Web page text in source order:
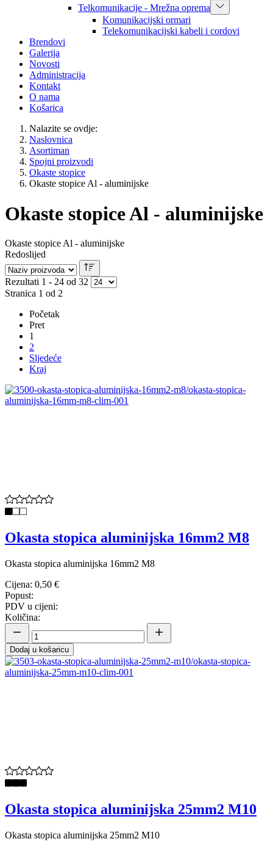
Telkomunikacije - Mrežna oprema
Komunikacijski ormari
Telekomunikacijski kabeli i cordovi
Brendovi
Galerija
Novosti
Administracija
Kontakt
O nama
Košarica
Nalazite se ovdje:
Naslovnica
Asortiman
Spojni proizvodi
Okaste stopice
Okaste stopice Al - aluminijske
Okaste stopice Al - aluminijske
Okaste stopice Al - aluminijske
Redoslijed
Rezultati 1 - 24 od 32
Stranica 1 od 2
Početak
Pret
1
2
Sljedeće
Kraj
Okasta stopica aluminijska 16mm2 M8
Okasta stopica aluminijska 16mm2 M8
Cijena: 0,50 €
Popust:
PDV u cijeni:
Količina:
Dodaj u košaricu
Okasta stopica aluminijska 25mm2 M10
Okasta stopica aluminijska 25mm2 M10